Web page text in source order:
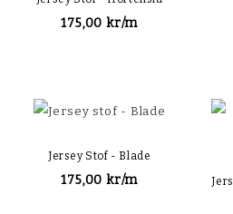
175,00 kr/m
Jersey Stof - Blade
175,00 kr/m